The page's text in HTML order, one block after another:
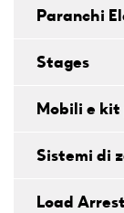
Paranchi
Stages
Mobili e kit
Sistemi di
Load